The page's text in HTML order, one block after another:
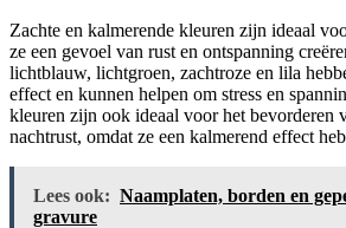
Zachte en kalmerende kleuren zijn ideaal
ze een gevoel van rust en ontspanning
lichtblauw, lichtgroen, zachtroze en lila
effect en kunnen helpen om stress en
kleuren zijn ook ideaal voor het bevorderen
nachtrust, omdat ze een kalmerend effect
Lees ook: Naamplaten, borden en
gravure